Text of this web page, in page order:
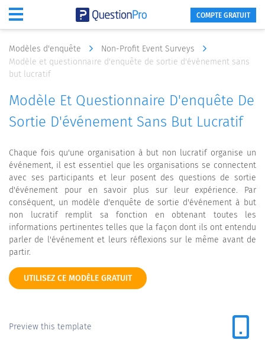
COMPTE GRATUIT
Modèles d'enquête
Non-Profit Event Surveys
Modèle et questionnaire d'enquête de sortie d'événement sans
but lucratif
Modèle Et Questionnaire D'enquête De
Sortie D'événement Sans But Lucratif
Chaque fois qu'une organisation à but non lucratif organise un
événement, il est essentiel que les organisations se connectent
avec ses participants et leur posent des questions de sortie
d'événement pour en savoir plus sur leur expérience. Par
conséquent, un modèle d'enquête de sortie d'événement à but
non lucratif remplit sa fonction en obtenant toutes les
informations pertinentes telles que la façon dont ils ont entendu
parler de l'événement et leurs réflexions sur le même avant de
partir.
UTILISEZ CE MODÈLE GRATUIT
Preview this template